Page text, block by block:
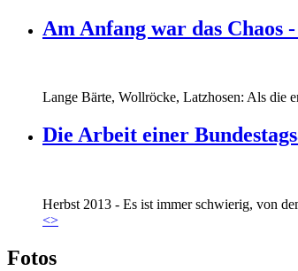
Am Anfang war das Chaos
Lange Bärte, Wollröcke, Latzhosen: Als die
Die Arbeit einer
Marie_und_Wahlkreis.jpg
Marie_und_Wahlkreis.jpg
Herbst 2013 - Es ist immer schwierig, von
<>
Fotos